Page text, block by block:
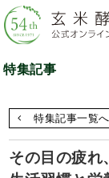
特集記事
特集記事一覧へ
その目の疲れ